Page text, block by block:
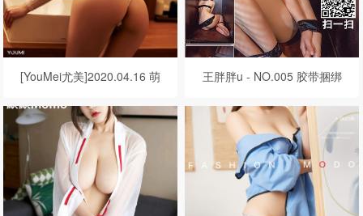
[YouMei尤美]2020.04.16 萌
王胖胖u - NO.005 胶带捆绑